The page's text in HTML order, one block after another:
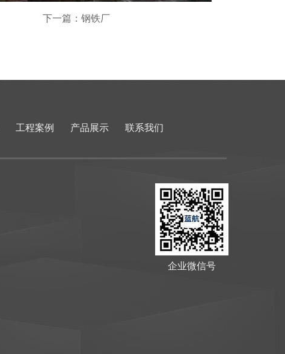
下一篇：钢铁厂
工程案例 产品展示 联系我们
企业微信号